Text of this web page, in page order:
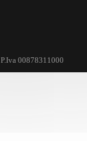
00878311000